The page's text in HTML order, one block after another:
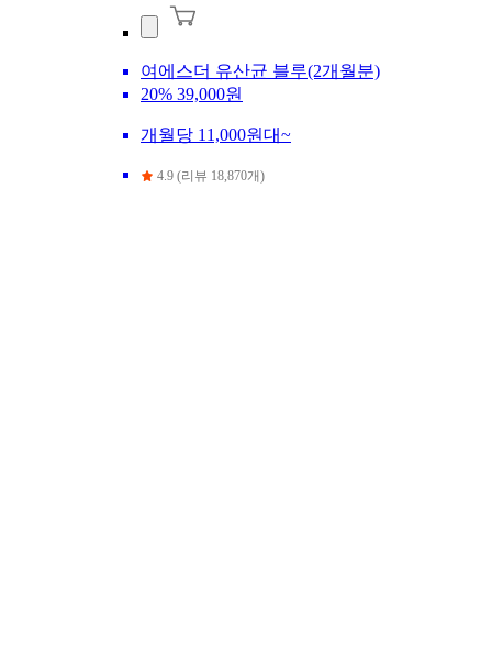
여에스더 유산균 블루(2개월분)
20% 39,000원
개월당 11,000원대~
4.9 (리뷰 18,870개)